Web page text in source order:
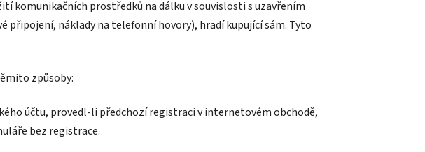
komunikačních prostředků na dálku v souvislosti s uzavřením
připojení, náklady na telefonní hovory), hradí kupující sám. Tyto
způsoby:
účtu, provedl-li předchozí registraci v internetovém obchodě,
bez registrace.